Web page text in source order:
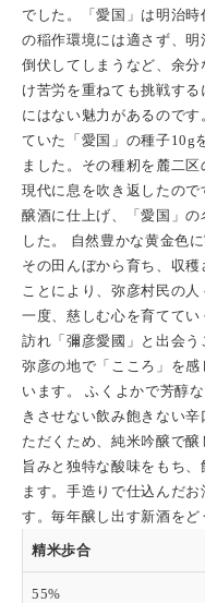
でした。「愛国」は明治
の稲作環境には適さず、
倒伏してしまうなど、余
け苦労を重ねても挑戦す
にはない魅力があるので
ていた「愛国」の種子10g
ました。その種籾を麓二
現代に息を吹き返したの
醸酒に仕上げ、「愛国」
した。 自然豊かな黄金色
その田んぼから育ち、収
ことにより、弥彦村民の
一度、慈しむ心を育てて
訪れ「彌彦愛國」と出会
弥彦の地で「こころ」を
います。 ふくよかで芳醇
きさせない飲み飽きない
ただくため、純米吟醸で
旨みと独特な酸味をもち
ます。手造りで仕込んだ
す。毎年醸し出す新酒をど
精米歩合
55%